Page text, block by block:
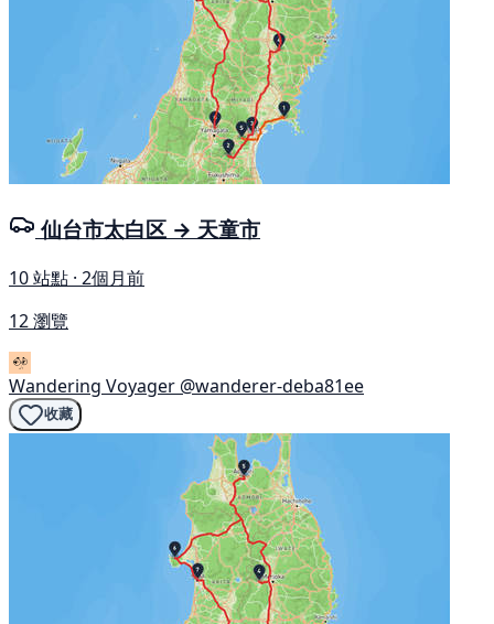
仙台市太白区 → 天童市
10 站點 · 2個月前
12 瀏覽
Wandering Voyager @wanderer-deba81ee
收藏